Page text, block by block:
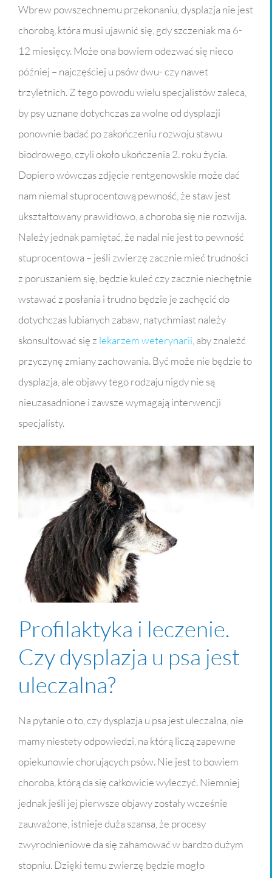
Wbrew powszechnemu przekonaniu, dysplazja nie jest
chorobą, która musi ujawnić się, gdy szczeniak ma 6-
12 miesięcy. Może ona bowiem odezwać się nieco
później – najczęściej u psów dwu- czy nawet
trzyletnich. Z tego powodu wielu specjalistów zaleca,
by psy uznane dotychczas za wolne od dysplazji
ponownie badać po zakończeniu rozwoju stawu
biodrowego, czyli około ukończenia 2. roku życia.
Dopiero wówczas zdjęcie rentgenowskie może dać
nam niemal stuprocentową pewność, że staw jest
ukształtowany prawidłowo, a choroba się nie rozwija.
Należy jednak pamiętać, że nadal nie jest to pewność
stuprocentowa – jeśli zwierzę zacznie mieć trudności
z poruszaniem się, będzie kuleć czy zacznie niechętnie
wstawać z posłania i trudno będzie je zachęcić do
dotychczas lubianych zabaw, natychmiast należy
skonsultować się z lekarzem weterynarii , aby znaleźć
przyczynę zmiany zachowania. Być może nie będzie to
dysplazja, ale objawy tego rodzaju nigdy nie są
nieuzasadnione i zawsze wymagają interwencji
specjalisty.
Profilaktyka i leczenie.
Czy dysplazja u psa jest
uleczalna?
Na pytanie o to, czy dysplazja u psa jest uleczalna, nie
mamy niestety odpowiedzi, na którą liczą zapewne
opiekunowie chorujących psów. Nie jest to bowiem
choroba, którą da się całkowicie wyleczyć. Niemniej
jednak jeśli jej pierwsze objawy zostały wcześnie
zauważone, istnieje duża szansa, że procesy
zwyrodnieniowe da się zahamować w bardzo dużym
stopniu. Dzięki temu zwierzę będzie mogło